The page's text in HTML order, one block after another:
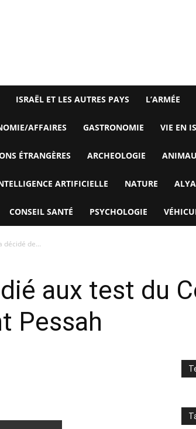
ISRAËL ET LES AUTRES PAYS L’ARMÉE
AFFAIRES GASTRONOMIE VIE EN
ÉTRANGÈRES ARCHEOLOGIE
ARTIFICIELLE NATURE ALYA
CONSEIL SANTÉ PSYCHOLOGIE
décidé de...
aux test du
Pessah